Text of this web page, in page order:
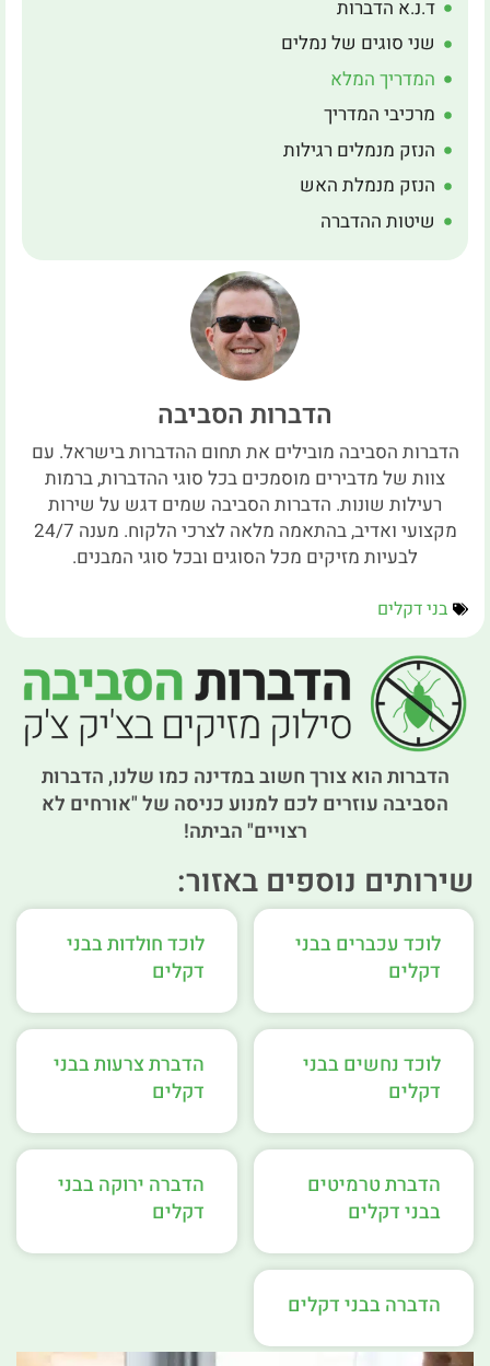
ד.נ.א הדברות
שני סוגים של נמלים
המדריך המלא
מרכיבי המדריך
הנזק מנמלים רגילות
הנזק מנמלת האש
שיטות ההדברה
הדברות הסביבה
הדברות הסביבה מובילים את תחום ההדברות בישראל. עם
צוות של מדבירים מוסמכים בכל סוגי ההדברות, ברמות
רעילות שונות. הדברות הסביבה שמים דגש על שירות
מקצועי ואדיב, בהתאמה מלאה לצרכי הלקוח. מענה 24/7
לבעיות מזיקים מכל הסוגים ובכל סוגי המבנים.
בני דקלים
הדברות הוא צורך חשוב במדינה כמו שלנו, הדברות
הסביבה עוזרים לכם למנוע כניסה של "אורחים לא
רצויים" הביתה!
שירותים נוספים באזור:
לוכד עכברים בבני
דקלים
לוכד חולדות בבני
דקלים
לוכד נחשים בבני
דקלים
הדברת צרעות בבני
דקלים
הדברת טרמיטים
בבני דקלים
הדברה ירוקה בבני
דקלים
הדברה בבני דקלים